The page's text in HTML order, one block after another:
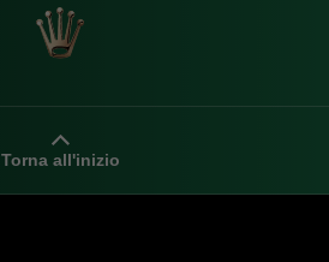
Torna all'inizio